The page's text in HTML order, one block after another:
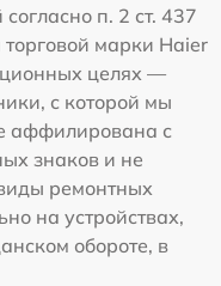
п. 2 ст. 437
марки Haier
целях —
с которой мы
аффилирована с
знаков и не
ремонтных
на устройствах,
обороте, в